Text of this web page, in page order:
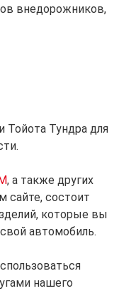
внедорожников,
Тойота Тундра для
, а также других
сайте, состоит
которые вы
автомобиль.
нашего